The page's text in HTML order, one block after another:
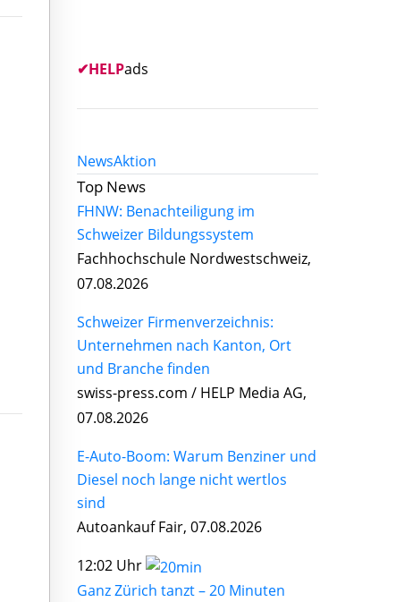
✔HELPads
NewsAktion
Top News
FHNW: Benachteiligung im
Schweizer Bildungssystem
Fachhochschule Nordwestschweiz,
07.08.2026
Schweizer Firmenverzeichnis:
Unternehmen nach Kanton, Ort
und Branche finden
swiss-press.com / HELP Media AG,
07.08.2026
E-Auto-Boom: Warum Benziner und
Diesel noch lange nicht wertlos
sind
Autoankauf Fair, 07.08.2026
12:02 Uhr
Ganz Zürich tanzt – 20 Minuten